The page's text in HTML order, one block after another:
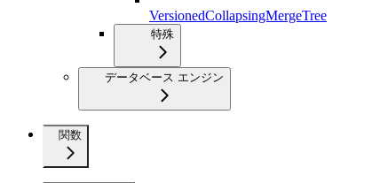
VersionedCollapsingMergeTree
特殊
データベース エンジン
関数